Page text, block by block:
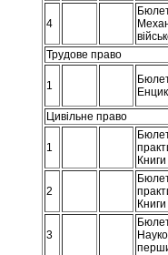
4
Трудове право
1
Цивільне право
1
2
3